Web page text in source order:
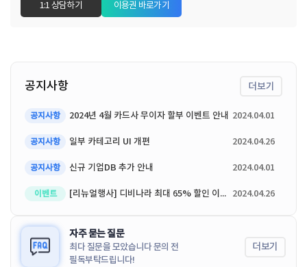
1:1 상담하기 이용권 바로가기
공지사항 더보기
공지사항 2024년 4월 카드사 무이자 할부 이벤트 안내 2024.04.01
공지사항 일부 카테고리 UI 개편 2024.04.26
공지사항 신규 기업DB 추가 안내 2024.04.01
이벤트 [리뉴얼행사] 디비나라 최대 65% 할인 이벤트 2024.04.26
자주 묻는 질문
최다 질문을 모았습니다 문의 전
필독부탁드립니다!
더보기